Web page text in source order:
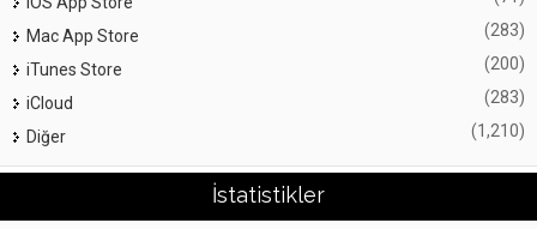
Mac App Store (283)
iTunes Store (200)
iCloud (283)
Diğer (1,210)
İstatistikler